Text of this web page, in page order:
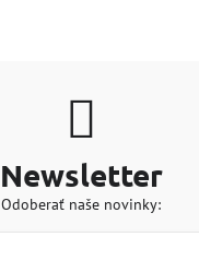
Newsletter
Odoberať naše novinky: